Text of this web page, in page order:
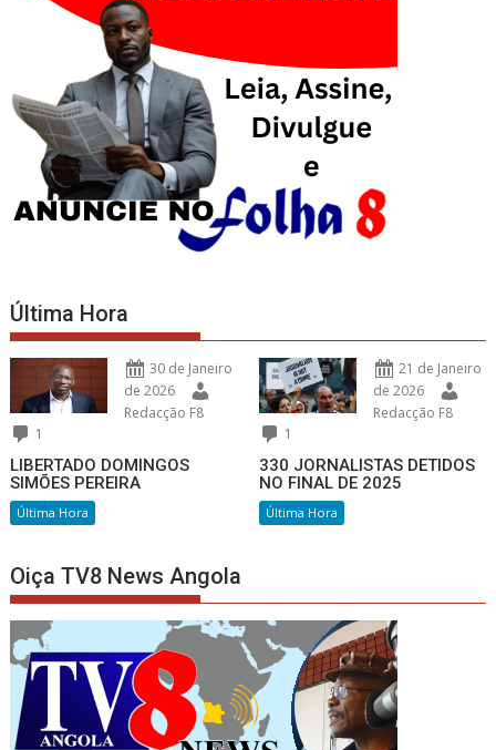
Última Hora
30 de Janeiro
de 2026
Redacção F8
1
LIBERTADO DOMINGOS
SIMÕES PEREIRA
Última Hora
21 de Janeiro
de 2026
Redacção F8
1
330 JORNALISTAS DETIDOS
NO FINAL DE 2025
Última Hora
Oiça TV8 News Angola